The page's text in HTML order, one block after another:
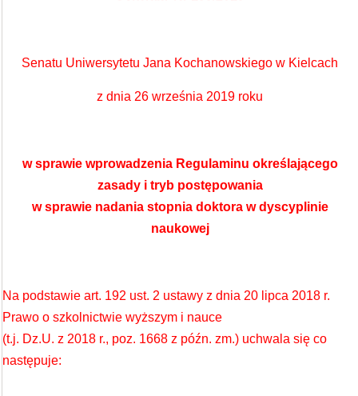
Senatu Uniwersytetu Jana Kochanowskiego w Kielcach
z dnia 26 września 2019 roku
w sprawie wprowadzenia Regulaminu określającego
zasady i tryb postępowania
w sprawie nadania stopnia doktora w dyscyplinie
naukowej
Na podstawie art. 192 ust. 2 ustawy z dnia 20 lipca 2018 r.
Prawo o szkolnictwie wyższym i nauce
(t.j. Dz.U. z 2018 r., poz. 1668 z późn. zm.) uchwala się co
następuje: